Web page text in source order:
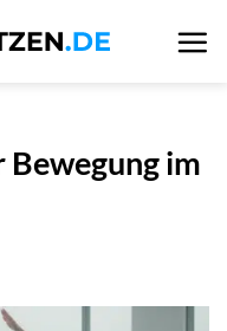
im